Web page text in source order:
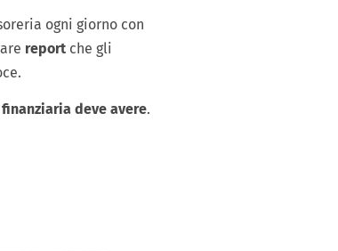
ogni giorno con
report che gli
deve avere.